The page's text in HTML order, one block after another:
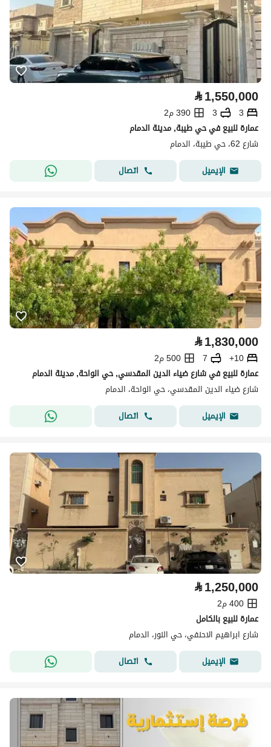
⃁1,550,000
3
3
390 م2
عمارة للبيع في حي طيبة, مدينة الدمام
شارع 62، حي طيبة، الدمام
الإيميل
اتصال
⃁1,830,000
10+
7
500 م2
عمارة للبيع في شارع ضياء الدين المقدسي, حي الواحة, مدينة الدمام
شارع ضياء الدين المقدسي، حي الواحة، الدمام
الإيميل
اتصال
⃁1,250,000
400 م2
عمارة للبيع بالكامل
شارع ابراهيم الاحنفي، حي النور، الدمام
الإيميل
اتصال